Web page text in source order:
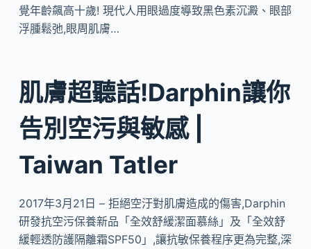
覺年齡飆高十歲! 現代人用眼過度導致黑色素沉澱、眼部
浮腫鬆弛,眼周肌膚…
肌膚超聽話!Darphin讓你
告別空污與敏感 |
Taiwan Tatler
2017年3月21日 – 拒絕空汙對肌膚造成的傷害,Darphin
研發抗空污保養新品「全效舒緩潔面慕絲」及「全效舒
緩輕透防護隔離霜SPF50」,讓抗敏保養程序更為完整,深